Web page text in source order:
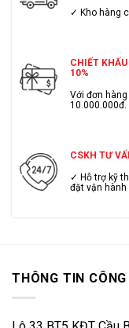
✓ Kho hàng
CHIẾT
10%
Với đơn hàng
10.000.000đ.
CSKH TƯ
✓ Hỗ trợ kỹ
đặt vận hành
THÔNG TIN